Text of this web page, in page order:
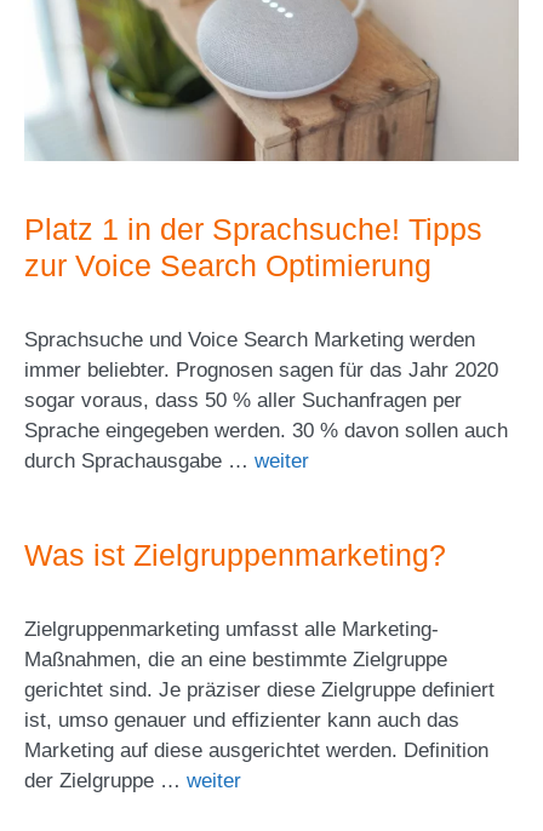
Platz 1 in der Sprachsuche! Tipps
zur Voice Search Optimierung
Sprachsuche und Voice Search Marketing werden
immer beliebter. Prognosen sagen für das Jahr 2020
sogar voraus, dass 50 % aller Suchanfragen per
Sprache eingegeben werden. 30 % davon sollen auch
durch Sprachausgabe … weiter
Was ist Zielgruppenmarketing?
Zielgruppenmarketing umfasst alle Marketing-
Maßnahmen, die an eine bestimmte Zielgruppe
gerichtet sind. Je präziser diese Zielgruppe definiert
ist, umso genauer und effizienter kann auch das
Marketing auf diese ausgerichtet werden. Definition
der Zielgruppe … weiter